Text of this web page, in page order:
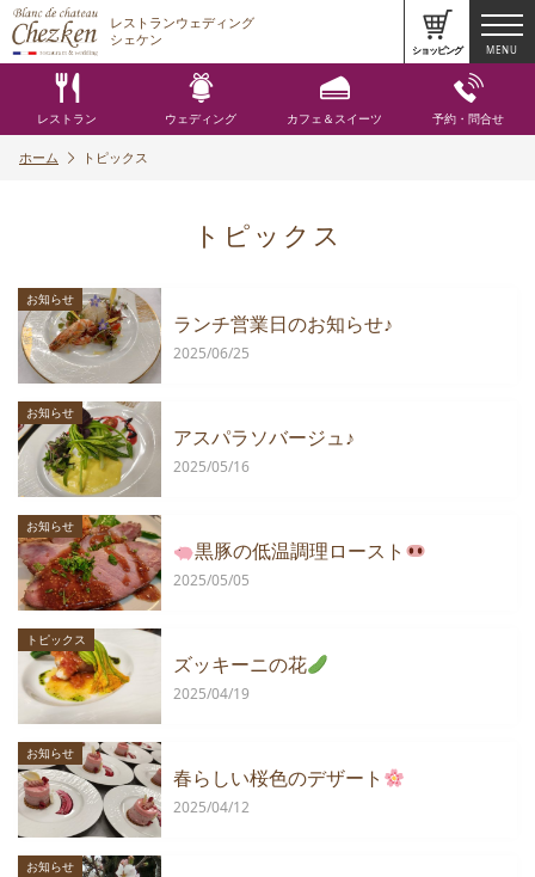
レストランウェディング
シェケン
レストラン ウェディング カフェ＆スイーツ 予約・問合せ
ショッピング MENU
ホーム トピックス
トピックス
お知らせ
ランチ営業日のお知らせ♪
2025/06/25
お知らせ
アスパラソバージュ♪
2025/05/16
お知らせ
黒豚の低温調理ロースト
2025/05/05
トピックス
ズッキーニの花
2025/04/19
お知らせ
春らしい桜色のデザート
2025/04/12
お知らせ